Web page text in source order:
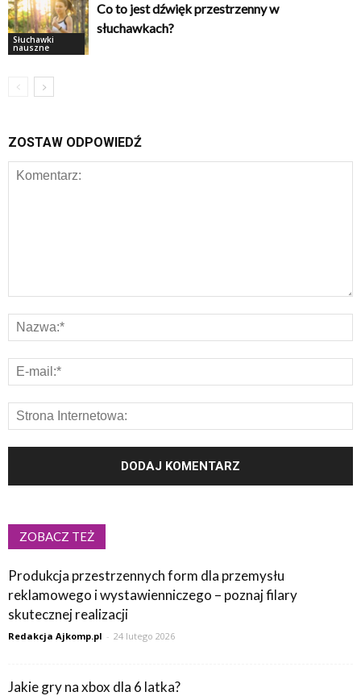
Słuchawki
nauszne
Co to jest dźwięk przestrzenny w
słuchawkach?
ZOSTAW ODPOWIEDŹ
ZOBACZ TEŻ
Produkcja przestrzennych form dla przemysłu
reklamowego i wystawienniczego – poznaj filary
skutecznej realizacji
Redakcja Ajkomp.pl - 24 lutego 2026
Jakie gry na xbox dla 6 latka?